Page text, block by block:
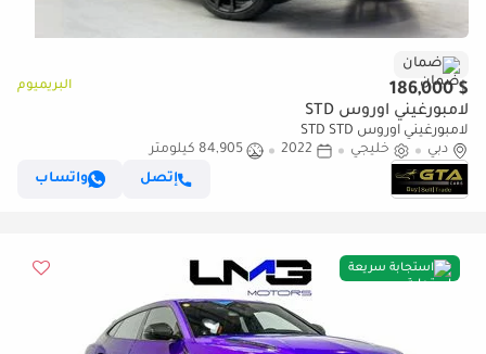
ضمان
$ 186,000 البريميوم
لامبورغيني اوروس STD
لامبورغيني اوروس STD STD
دبي
خليجي 2022
84,905 كيلومتر
إتصل
واتساب
استجابة سريعة